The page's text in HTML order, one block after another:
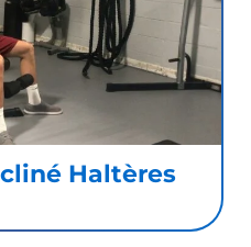
Haltères